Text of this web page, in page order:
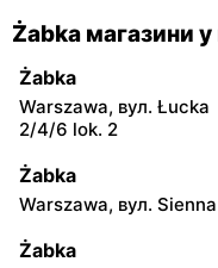
Żabka магазини у
Żabka
Warszawa, вул. Łucka
2/4/6 lok. 2
Żabka
Warszawa, вул.
Żabka